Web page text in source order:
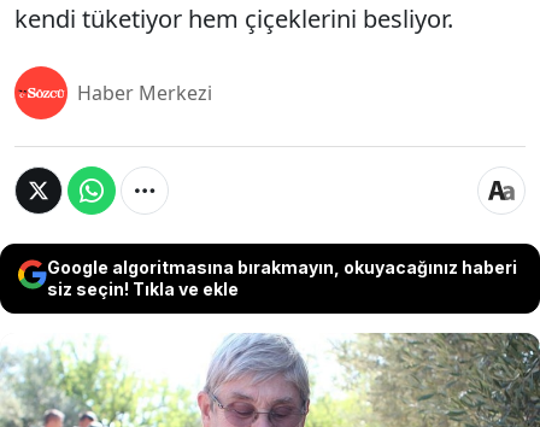
kendi tüketiyor hem çiçeklerini besliyor.
Haber Merkezi
Google algoritmasına bırakmayın, okuyacağınız haberi
siz seçin! Tıkla ve ekle